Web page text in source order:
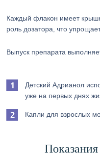
Каждый флакон имеет
роль дозатора, что
Выпуск препарата
Детский Адрианол
уже на первых днях
Капли для взрослых